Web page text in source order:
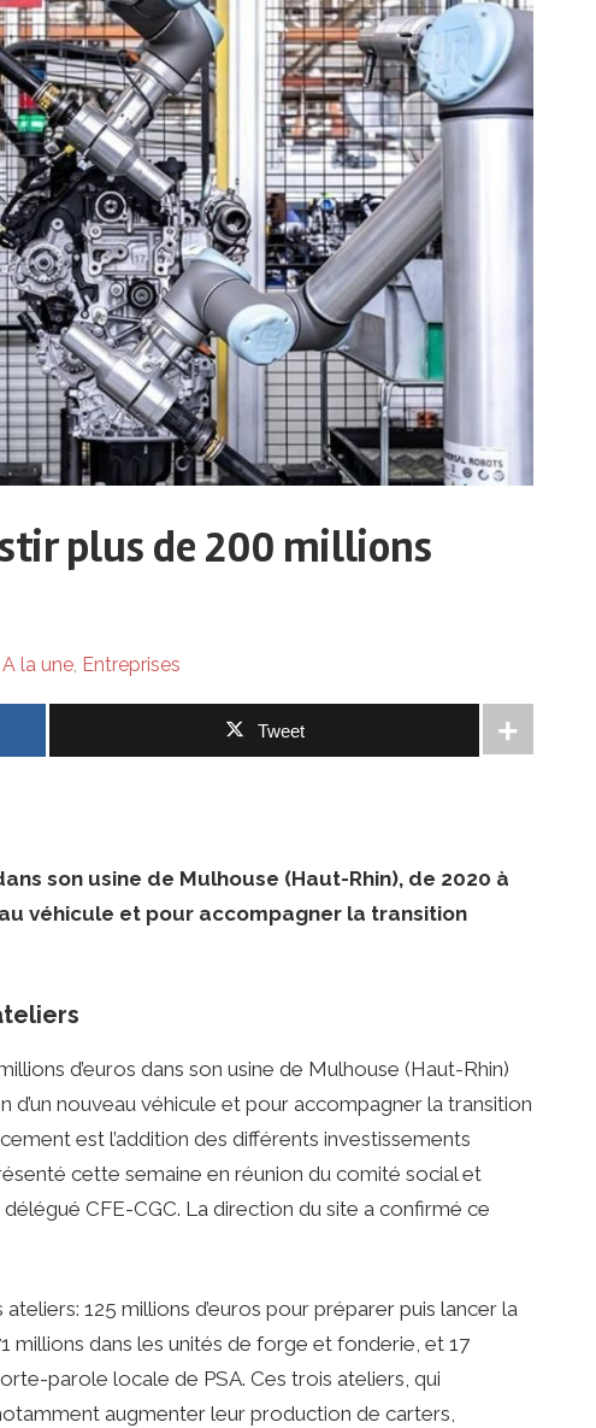
plus de 200 millions
A la une, Entreprises
Tweet
son usine de Mulhouse (Haut-Rhin), de 2020 à
véhicule et pour accompagner la transition
d’euros dans son usine de Mulhouse (Haut-Rhin)
d’un nouveau véhicule et pour accompagner la transition
est l’addition des différents investissements
cette semaine en réunion du comité social et
CFE-CGC. La direction du site a confirmé ce
125 millions d’euros pour préparer puis lancer la
millions dans les unités de forge et fonderie, et 17
parole locale de PSA. Ces trois ateliers, qui
augmenter leur production de carters,